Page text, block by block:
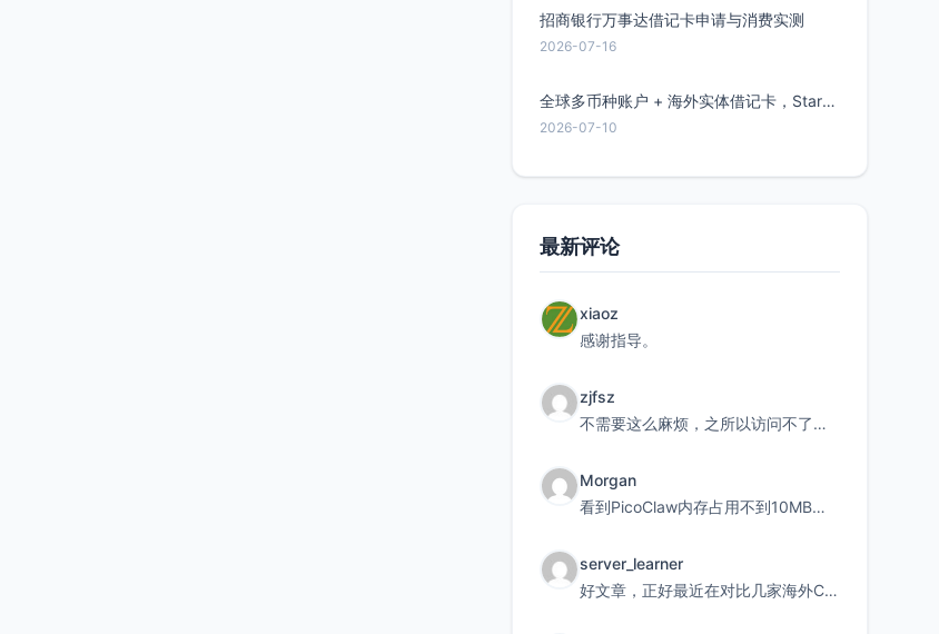
招商银行万事达借记卡申请与消费实测
2026-07-16
全球多币种账户 + 海外实体借记卡，Starryblu开户教程与注意事项
2026-07-10
最新评论
xiaoz
感谢指导。
zjfsz
不需要这么麻烦，之所以访问不了，是由于非对称路由的问题，在爱快主路由添加一条静态路由192.168.
Morgan
看到PicoClaw内存占用不到10MB这个数据真的很惊喜，确实很适合我这种想用旧设备折腾AI的小白
server_learner
好文章，正好最近在对比几家海外CDN。文中提到CF免费版不支持自定义回源端口和HOST这个痛点太真实